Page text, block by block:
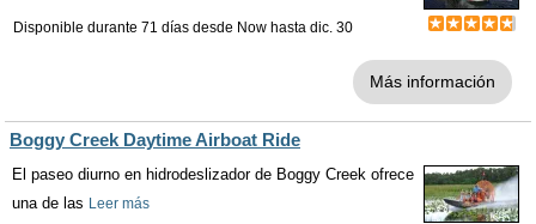
Disponible durante 71 días desde Now hasta dic. 30
Más información
Boggy Creek Daytime Airboat Ride
El paseo diurno en hidrodeslizador de Boggy Creek ofrece
una de las Leer más